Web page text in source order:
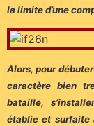
la limite d’une
Alors, pour
caractère bien
bataille,
établie et surfaite